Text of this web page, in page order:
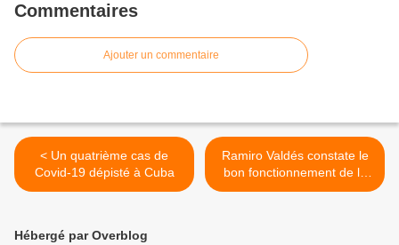
Commentaires
Ajouter un commentaire
< Un quatrième cas de
Covid-19 dépisté à Cuba
Ramiro Valdés constate le
bon fonctionnement de la
centrale bio-électrique de
Hébergé par Overblog